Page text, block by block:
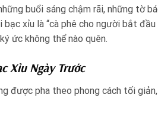
buổi sáng chậm rãi, những tờ
bạc xỉu là “cà phê cho người bắt
ức không thể nào quên.
Xỉu Ngày Trước
được pha theo phong cách tối